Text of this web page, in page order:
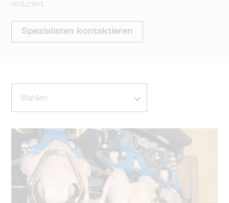
reduziert.
Spezialisten kontaktieren
Wählen